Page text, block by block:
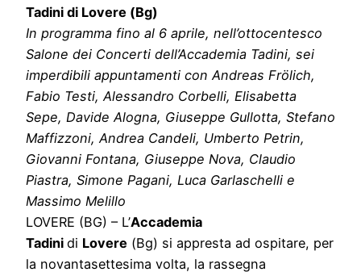
Tadini di Lovere (Bg)
In programma fino al 6 aprile, nell’ottocentesco
Salone dei Concerti dell’Accademia Tadini, sei
imperdibili appuntamenti con Andreas Frölich,
Fabio Testi, Alessandro Corbelli, Elisabetta
Sepe, Davide Alogna, Giuseppe Gullotta, Stefano
Maffizzoni, Andrea Candeli, Umberto Petrin,
Giovanni Fontana, Giuseppe Nova, Claudio
Piastra, Simone Pagani, Luca Garlaschelli e
Massimo Melillo
LOVERE (BG) – L’Accademia
Tadini di Lovere (Bg) si appresta ad ospitare, per
la novantasettesima volta, la rassegna